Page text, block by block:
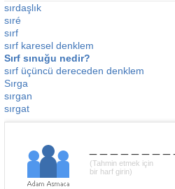
sırdaşlık
sıré
sırf
sırf karesel denklem
Sırf sınuğu nedir?
sırf üçüncü dereceden denklem
Sırga
sırgan
sırgat
(Tahmin etmek için
bir harf girin)